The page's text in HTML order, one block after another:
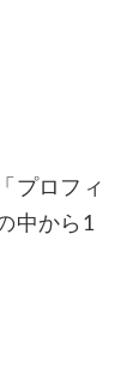
プロフィ
中から1